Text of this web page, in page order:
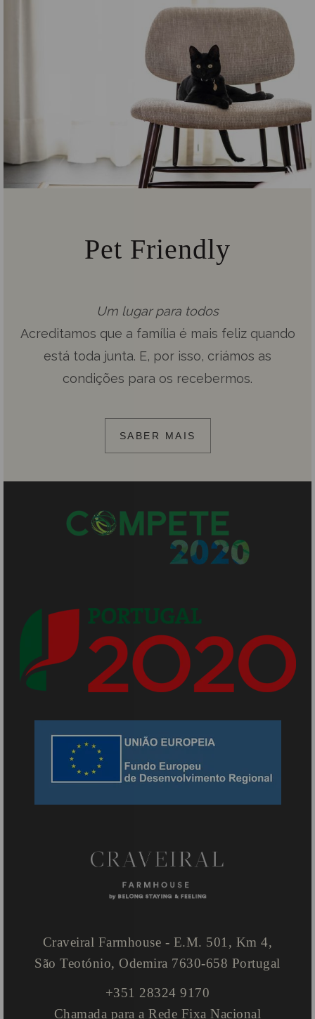
Pet Friendly
Um lugar para todos
Acreditamos que a família é mais feliz quando
está toda junta. E, por isso, criámos as
condições para os recebermos.
SABER MAIS
Craveiral Farmhouse - E.M. 501, Km 4,
São Teotónio, Odemira 7630-658 Portugal
+351 28324 9170
Chamada para a Rede Fixa Nacional